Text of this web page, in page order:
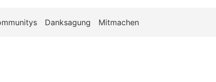
Danksagung Mitmachen